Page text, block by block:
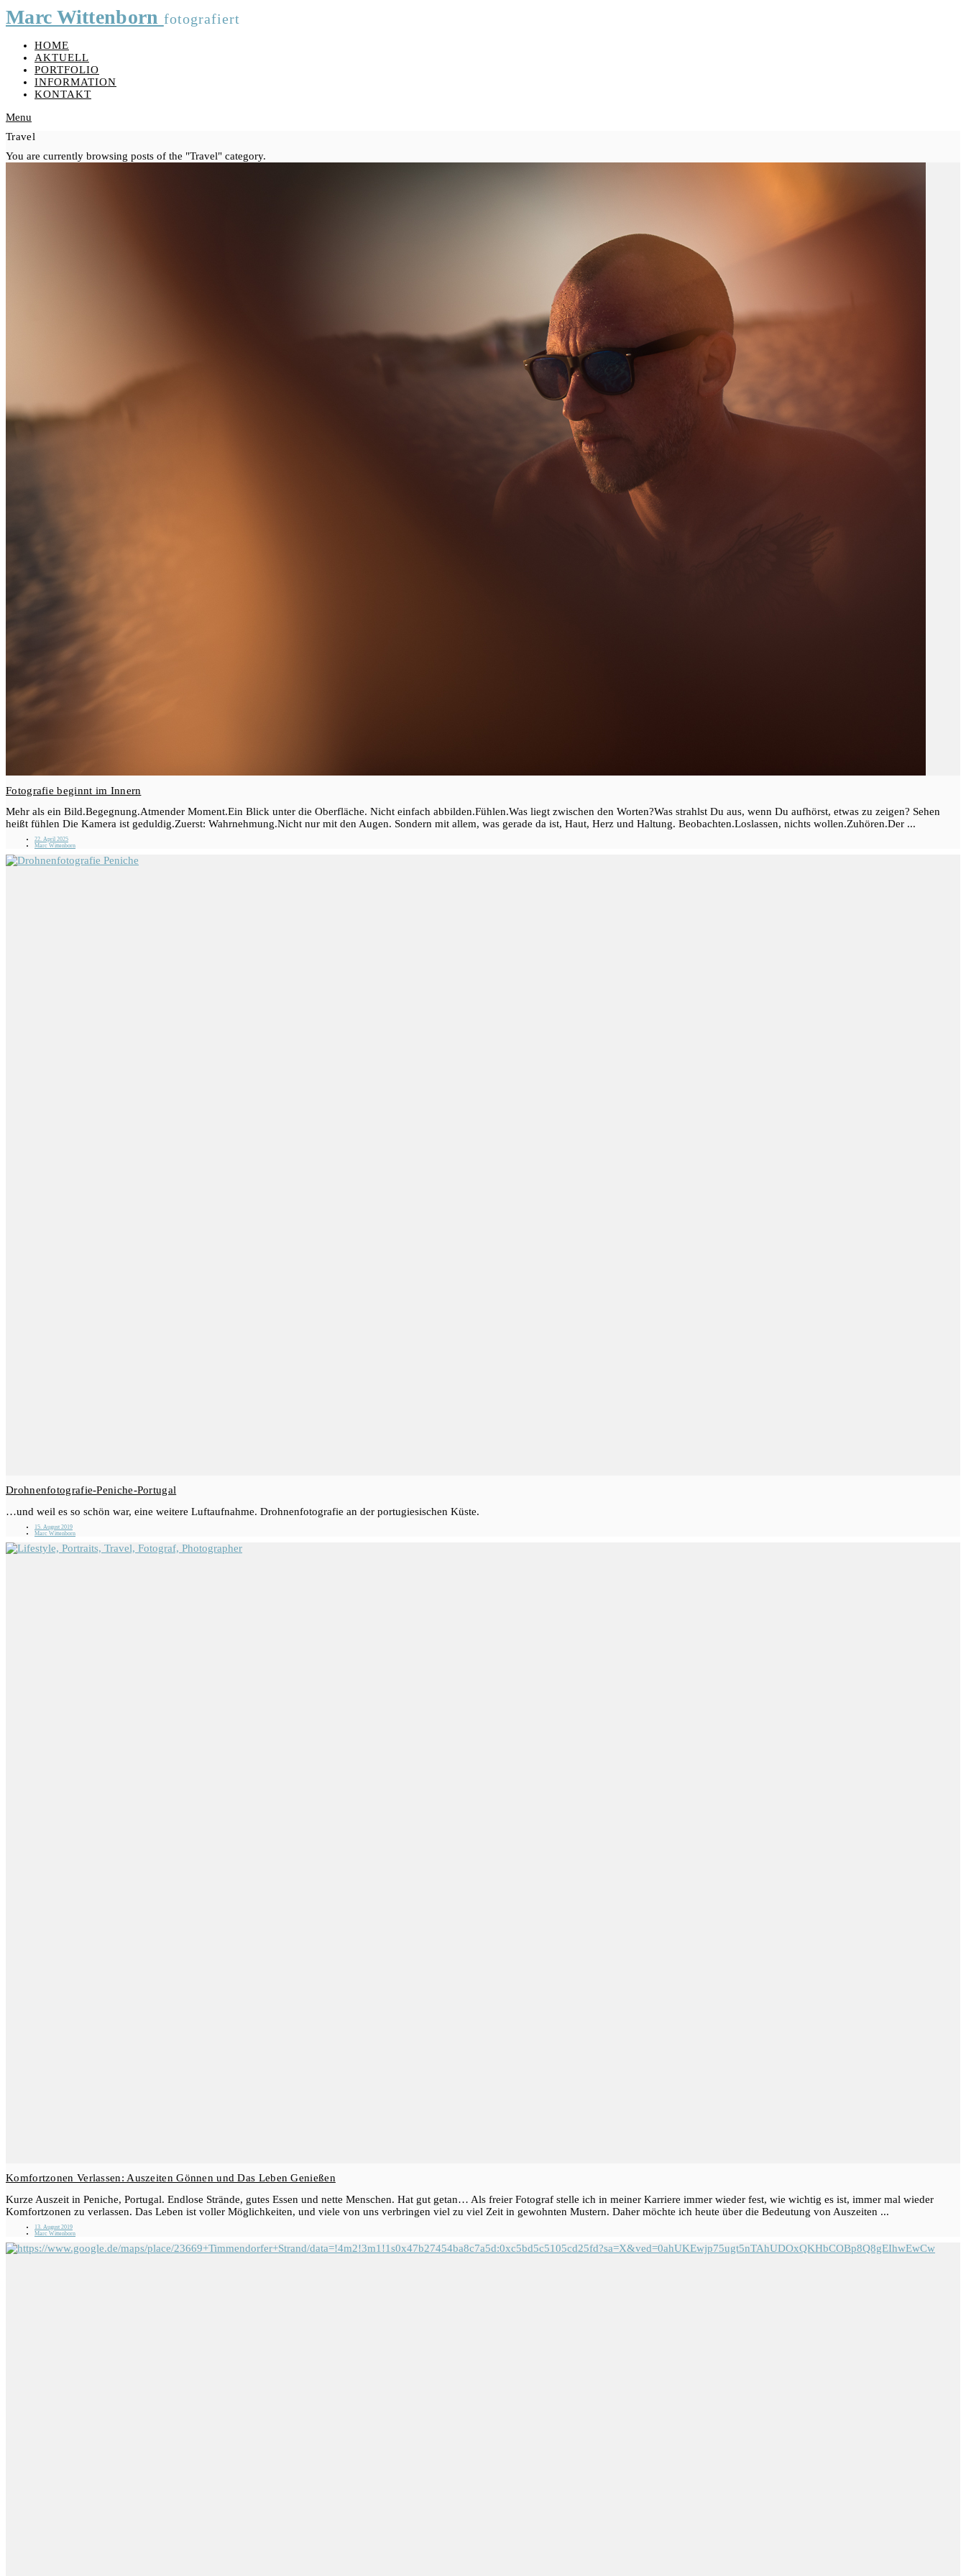
Marc Wittenborn fotografiert
HOME
AKTUELL
PORTFOLIO
INFORMATION
KONTAKT
Menu
Travel
You are currently browsing posts of the "Travel" category.
Fotografie beginnt im Innern
Mehr als ein Bild.Begegnung.Atmender Moment.Ein Blick unter die Oberfläche. Nicht einfach abbilden.Fühlen.Was liegt zwischen den Worten?Was strahlst Du aus, wenn Du aufhörst, etwas zu zeigen? Sehen
heißt fühlen Die Kamera ist geduldig.Zuerst: Wahrnehmung.Nicht nur mit den Augen. Sondern mit allem, was gerade da ist, Haut, Herz und Haltung. Beobachten.Loslassen, nichts wollen.Zuhören.Der ...
22. April 2025
Marc Wittenborn
Drohnenfotografie-Peniche-Portugal
…und weil es so schön war, eine weitere Luftaufnahme. Drohnenfotografie an der portugiesischen Küste.
15. August 2019
Marc Wittenborn
Komfortzonen Verlassen: Auszeiten Gönnen und Das Leben Genießen
Kurze Auszeit in Peniche, Portugal. Endlose Strände, gutes Essen und nette Menschen. Hat gut getan… Als freier Fotograf stelle ich in meiner Karriere immer wieder fest, wie wichtig es ist, immer mal wieder
Komfortzonen zu verlassen. Das Leben ist voller Möglichkeiten, und viele von uns verbringen viel zu viel Zeit in gewohnten Mustern. Daher möchte ich heute über die Bedeutung von Auszeiten ...
13. August 2019
Marc Wittenborn